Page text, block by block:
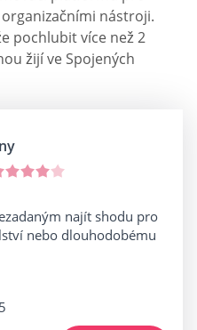
nástroji.
pochlubit více než 2
žijí ve Spojených
najít shodu pro
nebo dlouhodobému